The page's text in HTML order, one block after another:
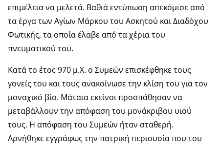
επιμέλεια να μελετά. Βαθιά εντύπωση απεκόμισε από
τα έργα των Αγίων Μάρκου του Ασκητού και Διαδόχου
Φωτικής, τα οποία έλαβε από τα χέρια του
πνευματικού του.
Κατά το έτος 970 μ.Χ. ο Συμεών επισκέφθηκε τους
γονείς του και τους ανακοίνωσε την κλίση του για τον
μοναχικό βίο. Μάταια εκείνοι προσπάθησαν να
μεταβάλλουν την απόφαση του μονάκριβου υιού
τους. Η απόφαση του Συμεών ήταν σταθερή.
Αρνήθηκε εγγράφως την πατρική περιουσία που του